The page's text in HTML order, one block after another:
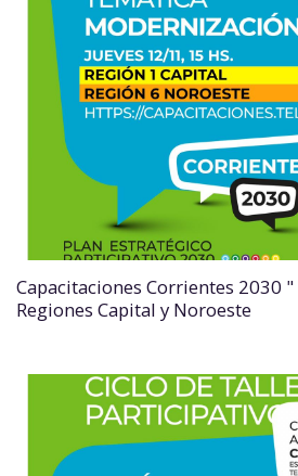
Capacitaciones Corrientes 2030
Regiones Capital y Noroeste